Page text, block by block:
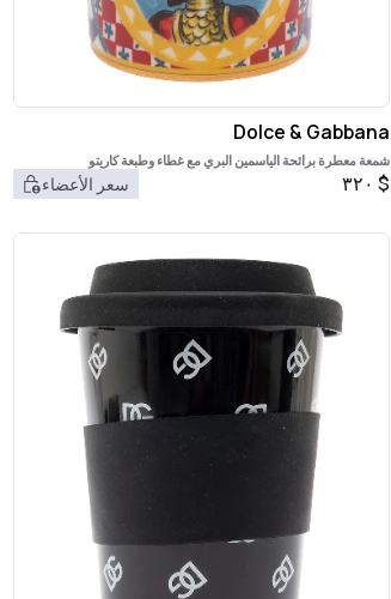
Dolce & Gabbana
شمعة معطرة برائحة الياسمين البري مع غطاء وطبعة كاريتو
$ ٣٢٠ سعر الأعضاء